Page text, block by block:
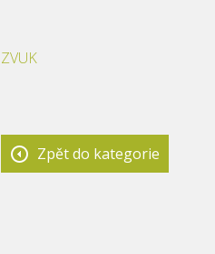
ZVUK
Zpět do kategorie